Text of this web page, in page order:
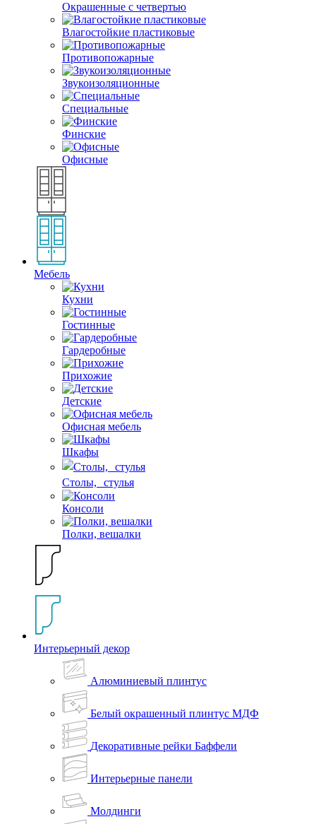
Окрашенные с четвертью
Влагостойкие пластиковые
Противопожарные
Звукоизоляционные
Специальные
Финские
Офисные
Мебель
Кухни
Гостинные
Гардеробные
Прихожие
Детские
Офисная мебель
Шкафы
Столы, стулья
Консоли
Полки, вешалки
Интерьерный декор
Алюминиевый плинтус
Белый окрашенный плинтус МДФ
Декоративные рейки Баффели
Интерьерные панели
Молдинги